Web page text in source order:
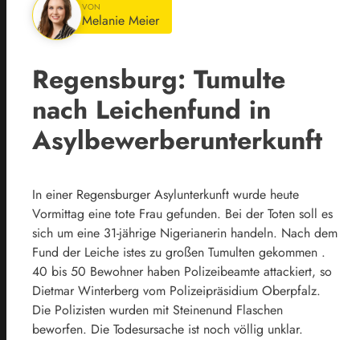
VON
Melanie Meier
Regensburg: Tumulte
nach Leichenfund in
Asylbewerberunterkunft
In einer Regensburger Asylunterkunft wurde heute
Vormittag eine tote Frau gefunden. Bei der Toten soll es
sich um eine 31-jährige Nigerianerin handeln. Nach dem
Fund der Leiche istes zu großen Tumulten gekommen .
40 bis 50 Bewohner haben Polizeibeamte attackiert, so
Dietmar Winterberg vom Polizeipräsidium Oberpfalz.
Die Polizisten wurden mit Steinenund Flaschen
beworfen. Die Todesursache ist noch völlig unklar.